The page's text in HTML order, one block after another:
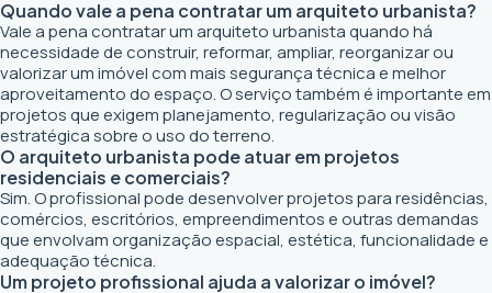
Quando vale a pena contratar um arquiteto urbanista?
Vale a pena contratar um arquiteto urbanista quando há
necessidade de construir, reformar, ampliar, reorganizar ou
valorizar um imóvel com mais segurança técnica e melhor
aproveitamento do espaço. O serviço também é importante em
projetos que exigem planejamento, regularização ou visão
estratégica sobre o uso do terreno.
O arquiteto urbanista pode atuar em projetos
residenciais e comerciais?
Sim. O profissional pode desenvolver projetos para residências,
comércios, escritórios, empreendimentos e outras demandas
que envolvam organização espacial, estética, funcionalidade e
adequação técnica.
Um projeto profissional ajuda a valorizar o imóvel?